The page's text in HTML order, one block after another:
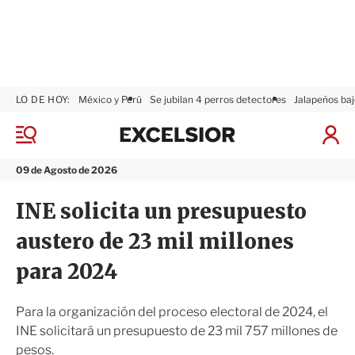
M
n
09 de Agosto de 2026
LO DE HOY: México y Perú Se jubilan 4 perros detectores Jalapeños
I
x
i
o
r
INE solicita un presupuesto
austero de 23 mil millones
para 2024
Para la organización del proceso electoral de 2024, el
INE solicitará un presupuesto de 23 mil 757 millones de
pesos.